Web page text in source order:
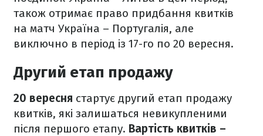
також отримає право придбання квитків
на матч Україна – Португалія, але
виключно в період із 17-го по 20 вересня.
Другий етап продажу
20 вересня стартує другий етап продажу
квитків, які залишаться невикупленими
після першого етапу. Вартість квитків –